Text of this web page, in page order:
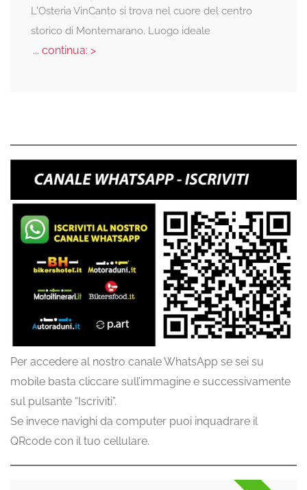
L'Osteria VinCanto si trova nel cuore del centro
storico di Montemarano. Luogo ideale
... continua: >
Per accedere al nostro canale WhatsApp se sei su
mobile basta cliccare sull’immagine e successivamente
sul pulsante “Iscriviti”.
Se invece navighi da computer puoi inquadrare il
QRcode con il tuo cellulare.